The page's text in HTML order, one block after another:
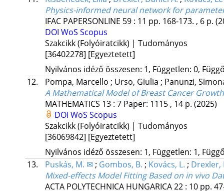
Physics-informed neural network for
IFAC PAPERSONLINE 59: 11 pp. 168-173. , 6 p.
DOI WoS Scopus
Szakcikk (Folyóiratcikk) | Tudományos
[36402278] [Egyeztetett]
Nyilvános idéző összesen: 1, Független: 0,
12.
Pompa, Marcello ; Urso, Giulia ; Panunzi,
A Mathematical Model of Breast Cancer
MATHEMATICS 13: 7 Paper: 1115 , 14 p. (2025)
DOI WoS Scopus
Szakcikk (Folyóiratcikk) | Tudományos
[36069842] [Egyeztetett]
Nyilvános idéző összesen: 1, Független: 1,
13.
Puskás, M. ✉ ; Gombos, B. ; Kovács, L. ; Drexler,
Mixed-effects Model Fitting Based on in vivo
ACTA POLYTECHNICA HUNGARICA22: 10 pp.